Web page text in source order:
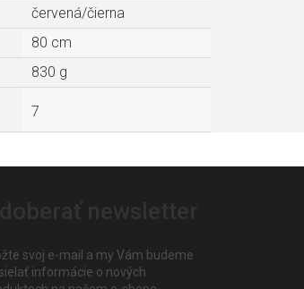
červená/čierna
80 cm
830 g
7
svoj e-mail a my Vám budeme
informácie o nových